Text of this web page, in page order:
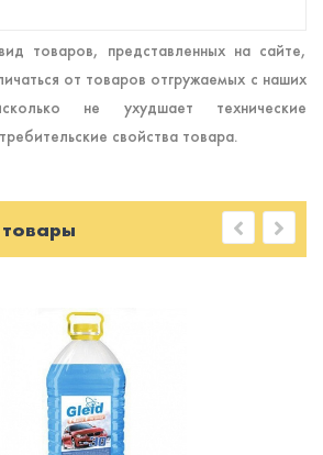
товаров, представленных на сайте,
от товаров отгружаемых с наших
не ухудшает технические
свойства товара.